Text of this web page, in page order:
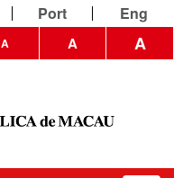
Port Eng
A A A